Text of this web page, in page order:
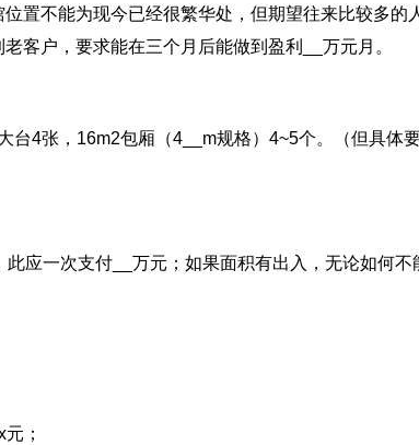
置不能为现今已经很繁华处，但期望往来比较多的
客户，要求能在三个月后能做到盈利__万元月。
台4张，16m2包厢（4__m规格）4~5个。（但具体
应一次支付__万元；如果面积有出入，无论如何不
；